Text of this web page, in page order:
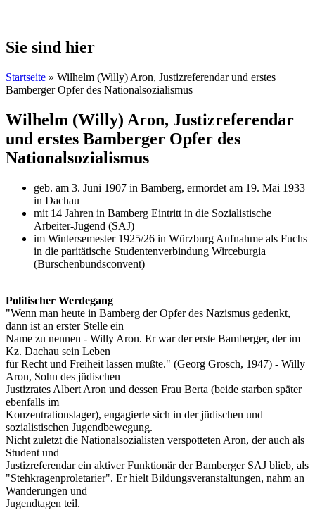
Sie sind hier
Startseite » Wilhelm (Willy) Aron, Justizreferendar und erstes
Bamberger Opfer des Nationalsozialismus
Wilhelm (Willy) Aron, Justizreferendar
und erstes Bamberger Opfer des
Nationalsozialismus
geb. am 3. Juni 1907 in Bamberg, ermordet am 19. Mai 1933
in Dachau
mit 14 Jahren in Bamberg Eintritt in die Sozialistische
Arbeiter-Jugend (SAJ)
im Wintersemester 1925/26 in Würzburg Aufnahme als Fuchs
in die paritätische Studentenverbindung Wirceburgia
(Burschenbundsconvent)
Politischer Werdegang
"Wenn man heute in Bamberg der Opfer des Nazismus gedenkt,
dann ist an erster Stelle ein
Name zu nennen - Willy Aron. Er war der erste Bamberger, der im
Kz. Dachau sein Leben
für Recht und Freiheit lassen mußte." (Georg Grosch, 1947) - Willy
Aron, Sohn des jüdischen
Justizrates Albert Aron und dessen Frau Berta (beide starben später
ebenfalls im
Konzentrationslager), engagierte sich in der jüdischen und
sozialistischen Jugendbewegung.
Nicht zuletzt die Nationalsozialisten verspotteten Aron, der auch als
Student und
Justizreferendar ein aktiver Funktionär der Bamberger SAJ blieb, als
"Stehkragenproletarier". Er hielt Bildungsveranstaltungen, nahm an
Wanderungen und
Jugendtagen teil.